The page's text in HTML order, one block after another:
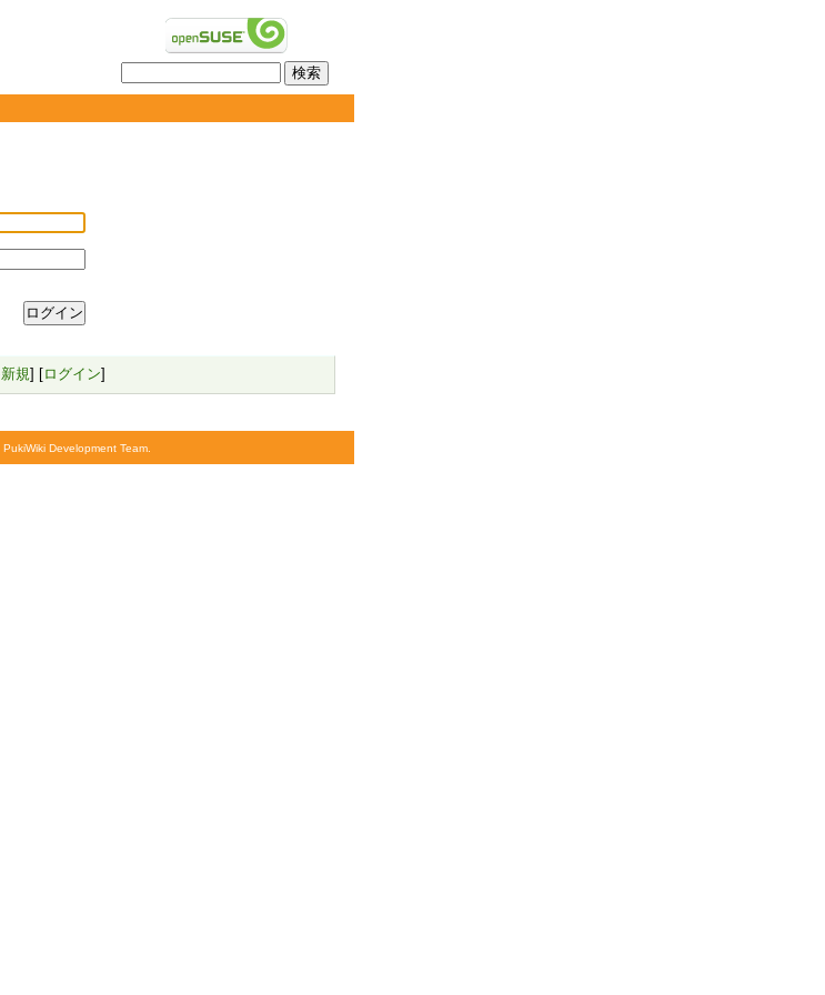
新規] [ログイン]
PukiWiki Development Team